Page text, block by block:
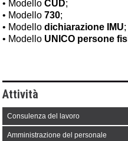
• ModelloCUD;
• Modello730;
• Modellodichiarazione IMU;
• Modello UNICO persone
Attività
Consulenza del lavoro
Amministrazione del personale